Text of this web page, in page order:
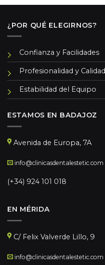
¿POR QUÉ ELEGIRNOS?
Confianza y Facilidades
Profesionalidad y Calidad
Estabilidad del Equipo
ESTAMOS EN BADAJOZ
Avenida de Europa, 7A
info@clinicasdentalestetic.com
(+34) 924 101 018
EN MÉRIDA
C/ Felix Valverde Lillo, 9
info@clinicasdentalestetic.com